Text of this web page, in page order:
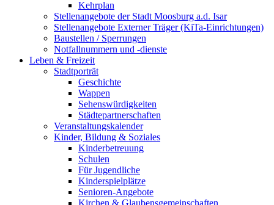
Kehrplan
Stellenangebote der Stadt Moosburg a.d. Isar
Stellenangebote Externer Träger (KiTa-Einrichtungen)
Baustellen / Sperrungen
Notfallnummern und -dienste
Leben & Freizeit
Stadtporträt
Geschichte
Wappen
Sehenswürdigkeiten
Städtepartnerschaften
Veranstaltungskalender
Kinder, Bildung & Soziales
Kinderbetreuung
Schulen
Für Jugendliche
Kinderspielplätze
Senioren-Angebote
Kirchen & Glaubensgemeinschaften